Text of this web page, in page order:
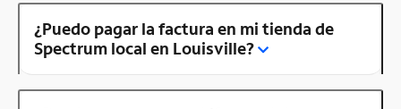
¿Puedo pagar la factura en mi tienda de
Spectrum local en Louisville?